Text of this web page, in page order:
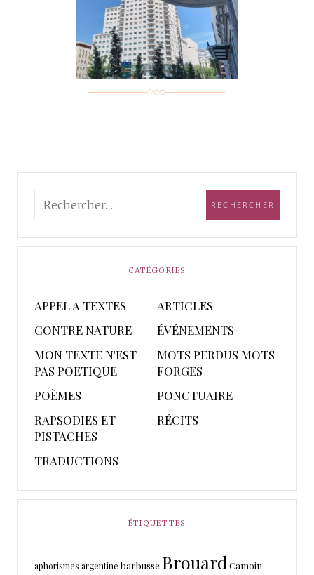
CATÉGORIES
APPEL A TEXTES
ARTICLES
CONTRE NATURE
ÉVÉNEMENTS
MON TEXTE N'EST
PAS POETIQUE
MOTS PERDUS MOTS
FORGES
POÈMES
PONCTUAIRE
RAPSODIES ET
PISTACHES
RÉCITS
TRADUCTIONS
ÉTIQUETTES
aphorismes argentine barbusse Brouard Camoin